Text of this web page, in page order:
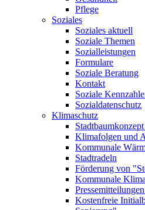
Pflege
Soziales
Soziales aktuell
Soziale Themen
Sozialleistungen
Formulare
Soziale Beratung
Kontakt
Soziale
Sozialdatenschutz
Klimaschutz
Klimafolgen und
Kommunale
Stadtradeln
Förderung von
Kommunale
Kostenfreie